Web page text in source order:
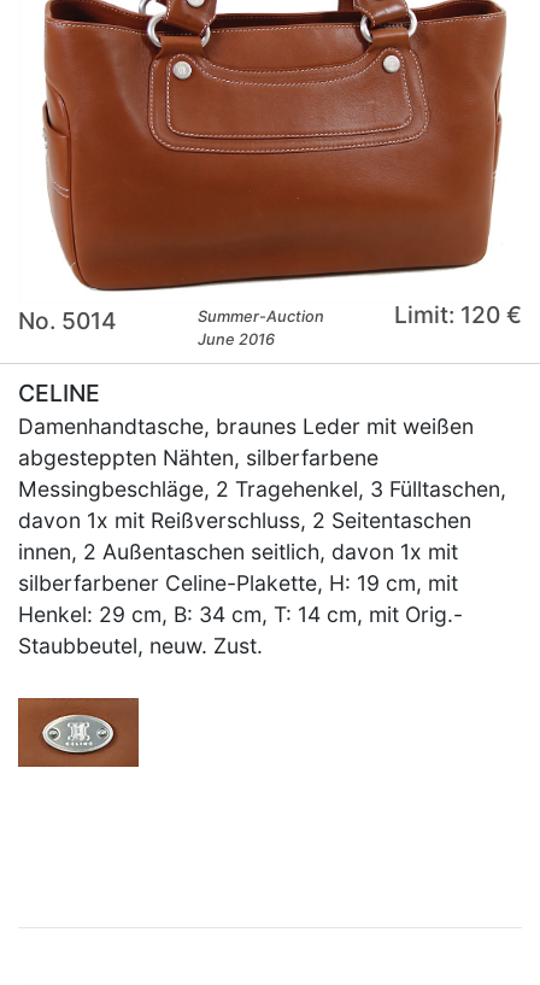
No. 5014
Summer-Auction
June 2016
Limit: 120 €
CELINE
Damenhandtasche, braunes Leder mit weißen
abgesteppten Nähten, silberfarbene
Messingbeschläge, 2 Tragehenkel, 3 Fülltaschen,
davon 1x mit Reißverschluss, 2 Seitentaschen
innen, 2 Außentaschen seitlich, davon 1x mit
silberfarbener Celine-Plakette, H: 19 cm, mit
Henkel: 29 cm, B: 34 cm, T: 14 cm, mit Orig.-
Staubbeutel, neuw. Zust.